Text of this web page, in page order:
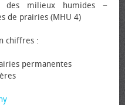
des milieux humides −
de prairies (MHU 4)
chiffres :
permanentes